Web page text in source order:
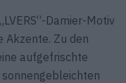
Damier-Motiv
Akzente. Zu den
aufgefrischte